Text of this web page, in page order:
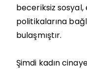
beceriksiz
politikalarına
bulaşmıştır.
Şimdi kadın